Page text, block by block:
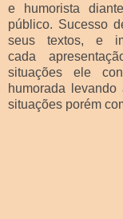
e humorista
público. Sucesso
seus textos, e
cada
situações ele
humorada
situações porém